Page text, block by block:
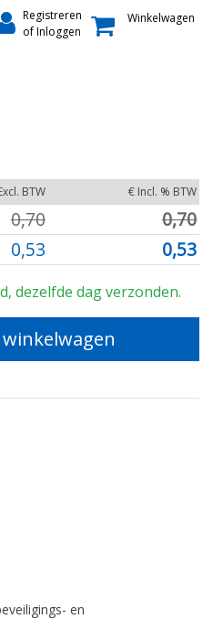
Registreren
of Inloggen
Winkelwagen
BTW € Incl. % BTW
0,70 0,70
0,53 0,53
dezelfde dag verzonden.
en